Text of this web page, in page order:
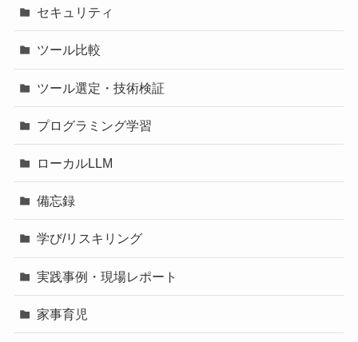
セキュリティ
ツール比較
ツール選定・技術検証
プログラミング学習
ローカルLLM
備忘録
学び/リスキリング
実践事例・現場レポート
家事育児